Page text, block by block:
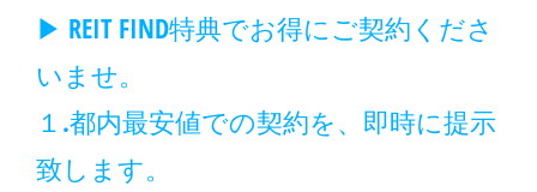
▶ REIT FIND特典でお得にご契約くださ
いませ。
１.都内最安値での契約を、即時に提示
致します。